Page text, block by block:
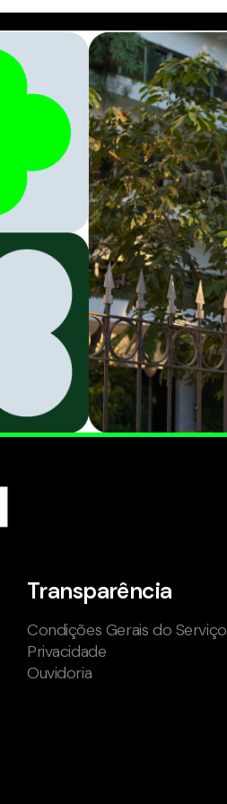
Transparência
Condições Gerais do Serviço
Privacidade
Ouvidoria